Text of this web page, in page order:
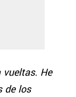
vueltas. He
de los